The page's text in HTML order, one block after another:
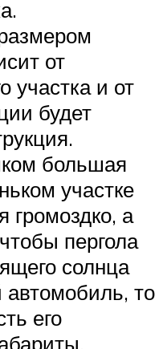
от
участка и от
будет
большая
участке
громоздко, а
пергола
солнца
то
его